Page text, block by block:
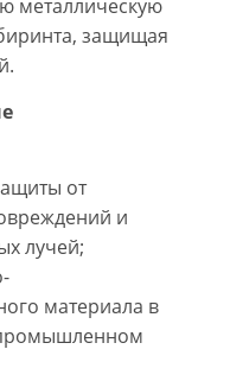
металлическую
защищая
от
и
лучей;
материала в